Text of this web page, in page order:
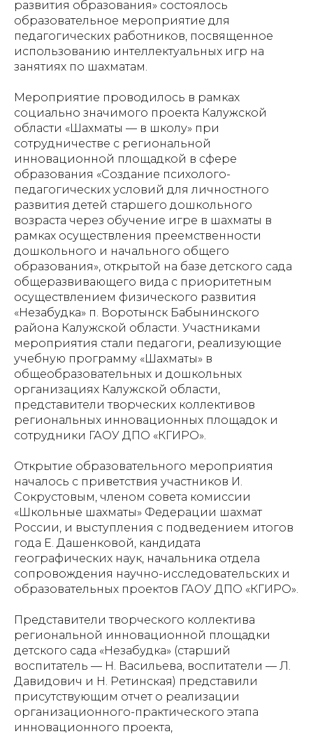
развития образования» состоялось
образовательное мероприятие для
педагогических работников, посвященное
использованию интеллектуальных игр на
занятиях по шахматам.
Мероприятие проводилось в рамках
социально значимого проекта Калужской
области «Шахматы — в школу» при
сотрудничестве с региональной
инновационной площадкой в сфере
образования «Создание психолого-
педагогических условий для личностного
развития детей старшего дошкольного
возраста через обучение игре в шахматы в
рамках осуществления преемственности
дошкольного и начального общего
образования», открытой на базе детского сада
общеразвивающего вида с приоритетным
осуществлением физического развития
«Незабудка» п. Воротынск Бабынинского
района Калужской области. Участниками
мероприятия стали педагоги, реализующие
учебную программу «Шахматы» в
общеобразовательных и дошкольных
организациях Калужской области,
представители творческих коллективов
региональных инновационных площадок и
сотрудники ГАОУ ДПО «КГИРО».
Открытие образовательного мероприятия
началось с приветствия участников И.
Сокрустовым, членом совета комиссии
«Школьные шахматы» Федерации шахмат
России, и выступления с подведением итогов
года Е. Дашенковой, кандидата
географических наук, начальника отдела
сопровождения научно-исследовательских и
образовательных проектов ГАОУ ДПО «КГИРО».
Представители творческого коллектива
региональной инновационной площадки
детского сада «Незабудка» (старший
воспитатель — Н. Васильева, воспитатели — Л.
Давидович и Н. Ретинская) представили
присутствующим отчет о реализации
организационного-практического этапа
инновационного проекта,